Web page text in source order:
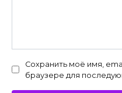
Сохранить моё имя,
браузере для